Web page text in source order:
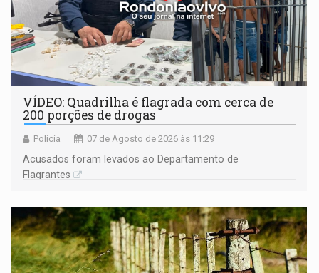
VÍDEO: Quadrilha é flagrada com cerca de
200 porções de drogas
Polícia 07 de Agosto de 2026 às 11:29
Acusados foram levados ao Departamento de
Flagrantes